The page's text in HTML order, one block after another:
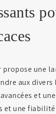
une
aux
et
et une